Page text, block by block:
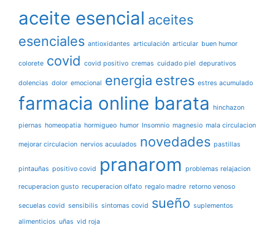
aceite esencial aceites
esenciales antioxidantes articulación articular buen humor
colorete covid covid positivo cremas cuidado piel depurativos
dolencias dolor emocional energia estres estres acumulado
farmacia online barata hinchazon
piernas homeopatia hormigueo humor Insomnio magnesio mala circulacion
mejorar circulacion nervios acuulados novedades pastillas
pintauñas positivo covid pranarom problemas relajacion
recuperacion gusto recuperacion olfato regalo madre retorno venoso
secuelas covid sensibilis sintomas covid sueño suplementos
alimenticios uñas vid roja